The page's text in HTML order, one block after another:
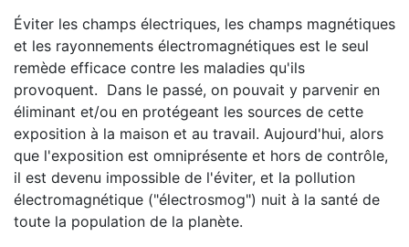
Éviter les champs électriques, les champs magnétiques
et les rayonnements électromagnétiques est le seul
remède efficace contre les maladies qu'ils
provoquent. Dans le passé, on pouvait y parvenir en
éliminant et/ou en protégeant les sources de cette
exposition à la maison et au travail. Aujourd'hui, alors
que l'exposition est omniprésente et hors de contrôle,
il est devenu impossible de l'éviter, et la pollution
électromagnétique ("électrosmog") nuit à la santé de
toute la population de la planète.